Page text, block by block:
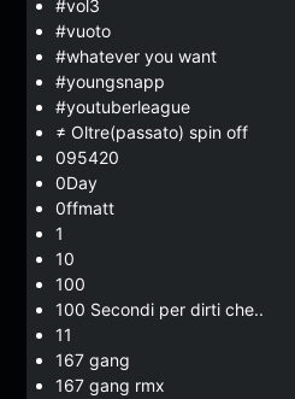
#vol3
#vuoto
#whatever you want
#youngsnapp
#youtuberleague
≠ Oltre(passato) spin off
095420
0Day
0ffmatt
1
10
100
100 Secondi per dirti che..
11
167 gang
167 gang rmx